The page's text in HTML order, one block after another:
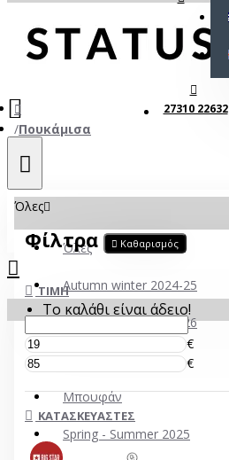
Σύνδεση
Εγγραφή
27310 22632
Όλες
Όλες
Autumn winter 2024-25
Autumn winter 2025-26
ECO
Mπουφάν
Spring - Summer 2025
Το καλάθι είναι άδειο!
Πουκάμισα
Φίλτρα Καθαρισμός
ΤΙΜΉ
€
€
ΚΑΤΑΣΚΕΥΑΣΤΈΣ